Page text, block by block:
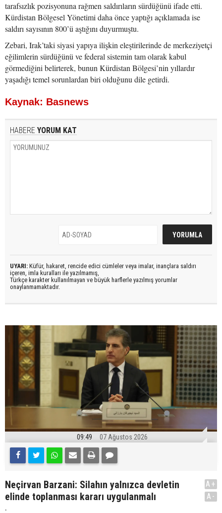
tarafsızlık pozisyonuna rağmen saldırıların sürdüğünü ifade etti.
Kürdistan Bölgesel Yönetimi daha önce yaptığı açıklamada ise
saldırı sayısının 800’ü aştığını duyurmuştu.
Zebari, Irak’taki siyasi yapıya ilişkin eleştirilerinde de merkeziyetçi
eğilimlerin sürdüğünü ve federal sistemin tam olarak kabul
görmediğini belirterek, bunun Kürdistan Bölgesi’nin yıllardır
yaşadığı temel sorunlardan biri olduğunu dile getirdi.
Kaynak: Basnews
HABERE YORUM KAT
UYARI: Küfür, hakaret, rencide edici cümleler veya imalar, inançlara saldırı
içeren, imla kuralları ile yazılmamış,
Türkçe karakter kullanılmayan ve büyük harflerle yazılmış yorumlar
onaylanmamaktadır.
09:49 07 Ağustos 2026
Neçirvan Barzani: Silahın yalnızca devletin
elinde toplanması kararı uygulanmalı
.
A+
A-